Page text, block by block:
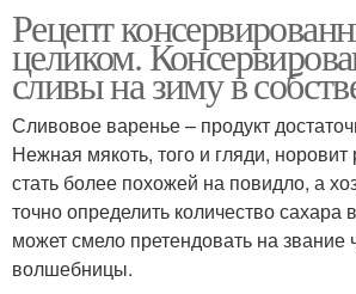
Рецепт
целиком.
сливы на зиму в
Сливовое варенье – продукт
Нежная мякоть, того и гляди, норовит
стать более похожей на повидло, а
точно определить количество сахара
может смело претендовать на звание
волшебницы.